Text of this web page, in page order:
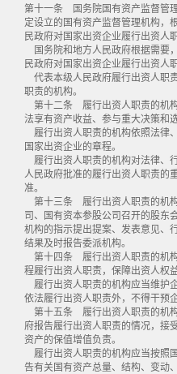
第十一条 国务院国有资产监督管
定设立的国有资产监督管理机构，
民政府对国家出资企业履行出资人职
国务院和地方人民政府根据需要
民政府对国家出资企业履行出资人职
代表本级人民政府履行出资人职
职责的机构。
第十二条 履行出资人职责的机
法享有资产收益、参与重大决策和
履行出资人职责的机构依照法律
国家出资企业的章程。
履行出资人职责的机构对法律、
人民政府批准的履行出资人职责的
准。
第十三条 履行出资人职责的机
司、国有资本参股公司召开的股东
机构的指示提出提案、发表意见、
结果及时报告委派机构。
第十四条 履行出资人职责的机
程履行出资人职责，保障出资人权
履行出资人职责的机构应当维护
依法履行出资人职责外，不得干预
第十五条 履行出资人职责的机
府报告履行出资人职责的情况，接
资产的保值增值负责。
履行出资人职责的机构应当按照
告有关国有资产总量、结构、变动